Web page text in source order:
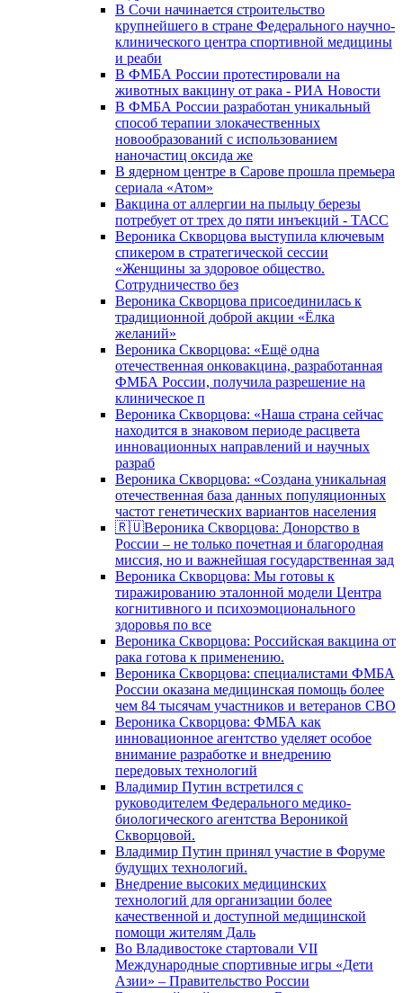
В Сочи начинается строительство
крупнейшего в стране Федерального научно-
клинического центра спортивной медицины
и реаби
В ФМБА России протестировали на
животных вакцину от рака - РИА Новости
В ФМБА России разработан уникальный
способ терапии злокачественных
новообразований с использованием
наночастиц оксида же
В ядерном центре в Сарове прошла премьера
сериала «Атом»
Вакцина от аллергии на пыльцу березы
потребует от трех до пяти инъекций - ТАСС
Вероника Скворцова выступила ключевым
спикером в стратегической сессии
«Женщины за здоровое общество.
Сотрудничество без
Вероника Скворцова присоединилась к
традиционной доброй акции «Ёлка
желаний»
Вероника Скворцова: «Ещё одна
отечественная онковакцина, разработанная
ФМБА России, получила разрешение на
клиническое п
Вероника Скворцова: «Наша страна сейчас
находится в знаковом периоде расцвета
инновационных направлений и научных
разраб
Вероника Скворцова: «Создана уникальная
отечественная база данных популяционных
частот генетических вариантов населения
🇷🇺Вероника Скворцова: Донорство в
России – не только почетная и благородная
миссия, но и важнейшая государственная зад
Вероника Скворцова: Мы готовы к
тиражированию эталонной модели Центра
когнитивного и психоэмоционального
здоровья по все
Вероника Скворцова: Российская вакцина от
рака готова к применению.
Вероника Скворцова: специалистами ФМБА
России оказана медицинская помощь более
чем 84 тысячам участников и ветеранов СВО
Вероника Скворцова: ФМБА как
инновационное агентство уделяет особое
внимание разработке и внедрению
передовых технологий
Владимир Путин встретился с
руководителем Федерального медико-
биологического агентства Вероникой
Скворцовой.
Владимир Путин принял участие в Форуме
будущих технологий.
Внедрение высоких медицинских
технологий для организации более
качественной и доступной медицинской
помощи жителям Даль
Во Владивостоке стартовали VII
Международные спортивные игры «Дети
Азии» – Правительство России